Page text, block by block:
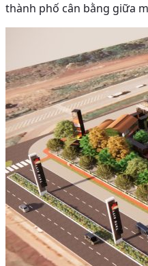
thành phố cân bằng giữa